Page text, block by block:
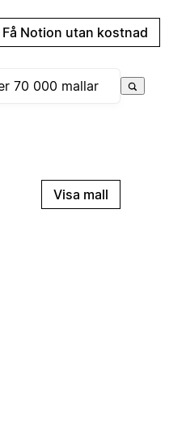
Få Notion utan kostnad
Visa mall